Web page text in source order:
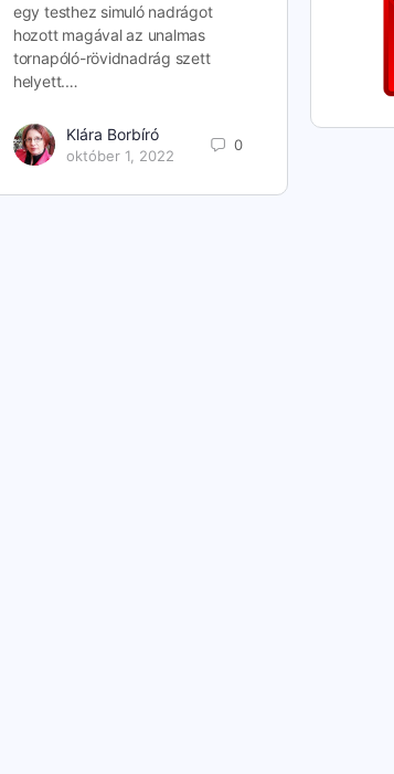
egy testhez simuló nadrágot
hozott magával az unalmas
tornapóló-rövidnadrág szett
helyett.…
Klára Borbíró
október 1, 2022
0